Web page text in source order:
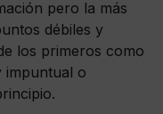
pero la más
débiles y
los primeros como
impuntual o